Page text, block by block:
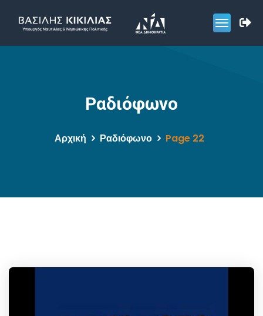
Ραδιόφωνο
Αρχική Ραδιόφωνο Page 22